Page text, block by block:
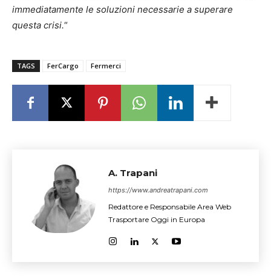
immediatamente le soluzioni necessarie a superare
questa crisi.“
TAGS FerCargo Fermerci
A. Trapani
https://www.andreatrapani.com
Redattore e Responsabile Area Web
Trasportare Oggi in Europa